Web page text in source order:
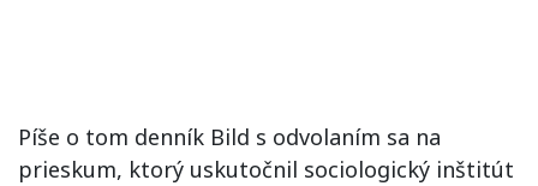
Píše o tom denník Bild s odvolaním sa na
prieskum, ktorý uskutočnil sociologický inštitút